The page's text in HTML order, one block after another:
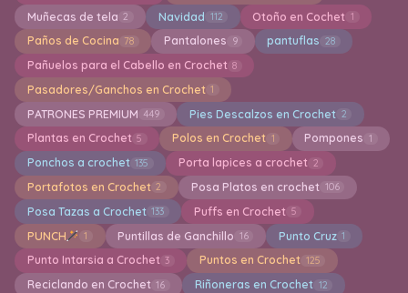
Muñecas de tela 2 Navidad 112 Otoño en Cochet 1
Paños de Cocina 78 Pantalones 9 pantuflas 28
Pañuelos para el Cabello en Crochet 8
Pasadores/Ganchos en Crochet 1
PATRONES PREMIUM 449 Pies Descalzos en Crochet 2
Plantas en Crochet 5 Polos en Crochet 1 Pompones 1
Ponchos a crochet 135 Porta lapices a crochet 2
Portafotos en Crochet 2 Posa Platos en crochet 106
Posa Tazas a Crochet 133 Puffs en Crochet 5
PUNCH 1 Puntillas de Ganchillo 16 Punto Cruz 1
Punto Intarsia a Crochet 3 Puntos en Crochet 125
Reciclando en Crochet 16 Riñoneras en Crochet 12